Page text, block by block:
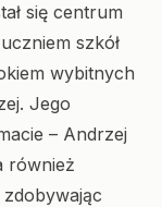
się centrum
szkół
wybitnych
Jego
– Andrzej
również
zdobywając